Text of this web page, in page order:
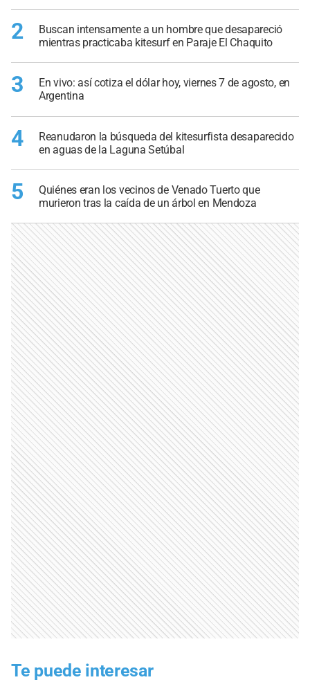
2
Buscan intensamente a un hombre que desapareció
mientras practicaba kitesurf en Paraje El Chaquito
3
En vivo: así cotiza el dólar hoy, viernes 7 de agosto, en
Argentina
4
Reanudaron la búsqueda del kitesurfista desaparecido
en aguas de la Laguna Setúbal
5
Quiénes eran los vecinos de Venado Tuerto que
murieron tras la caída de un árbol en Mendoza
Te puede interesar